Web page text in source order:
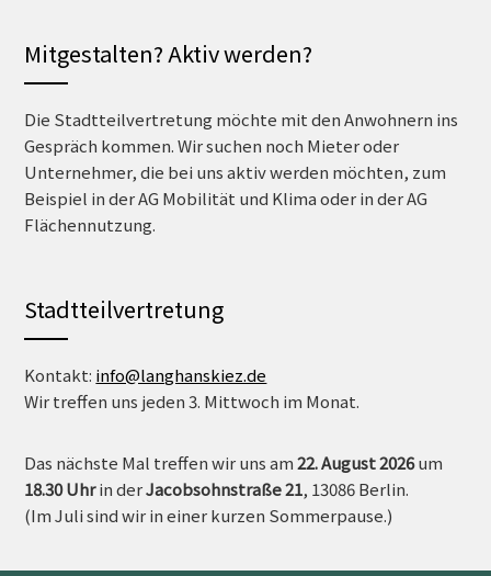
Mitgestalten? Aktiv werden?
Die Stadtteilvertretung möchte mit den Anwohnern ins
Gespräch kommen. Wir suchen noch Mieter oder
Unternehmer, die bei uns aktiv werden möchten, zum
Beispiel in der AG Mobilität und Klima oder in der AG
Flächennutzung.
Stadtteilvertretung
Kontakt: info@langhanskiez.de
Wir treffen uns jeden 3. Mittwoch im Monat.
Das nächste Mal treffen wir uns am22. August 2026um
18.30 Uhrin derJacobsohnstraße 21, 13086 Berlin.
(Im Juli sind wir in einer kurzen Sommerpause.)